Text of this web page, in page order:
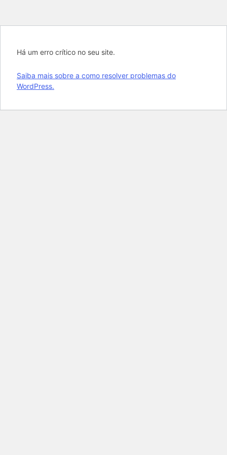
Há um erro crítico no seu site.
Saiba mais sobre a como resolver problemas do
WordPress.